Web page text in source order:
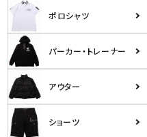
ポロシャツ
パーカー・トレーナー
アウター
ショーツ